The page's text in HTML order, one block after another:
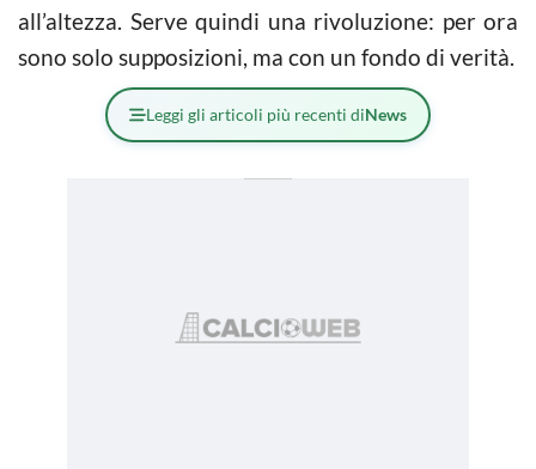
all’altezza. Serve quindi una rivoluzione: per ora
sono solo supposizioni, ma con un fondo di verità.
Leggi gli articoli più recenti diNews